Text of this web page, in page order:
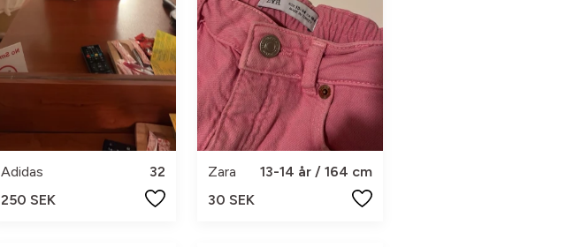
Adidas
32
250 SEK
Zara
13-14 år / 164 cm
30 SEK